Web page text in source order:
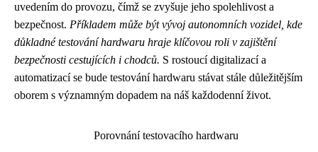
uvedením do provozu, čímž se zvyšuje jeho spolehlivost a
bezpečnost. Příkladem může být vývoj autonomních vozidel, kde
důkladné testování hardwaru hraje klíčovou roli v zajištění
bezpečnosti cestujících i chodců. S rostoucí digitalizací a
automatizací se bude testování hardwaru stávat stále důležitějším
oborem s významným dopadem na náš každodenní život.
Porovnání testovacího hardwaru